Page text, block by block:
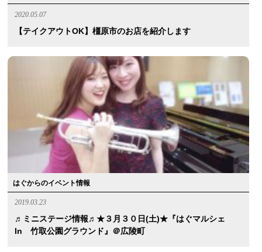
2020.05.07
【テイクアウトOK】橿原市のお店を紹介します
はぐからのイベント情報
2019.03.23
♬ミニステージ情報♬★３月３０日(土)★『はぐマルシェ
In 竹取公園グラウンド』＠広陵町